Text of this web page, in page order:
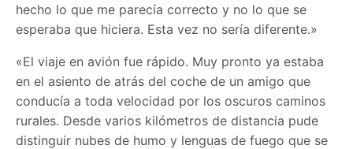
hecho lo que me parecía correcto y no lo que se
esperaba que hiciera. Esta vez no sería diferente.»
«El viaje en avión fue rápido. Muy pronto ya estaba
en el asiento de atrás del coche de un amigo que
conducía a toda velocidad por los oscuros caminos
rurales. Desde varios kilómetros de distancia pude
distinguir nubes de humo y lenguas de fuego que se